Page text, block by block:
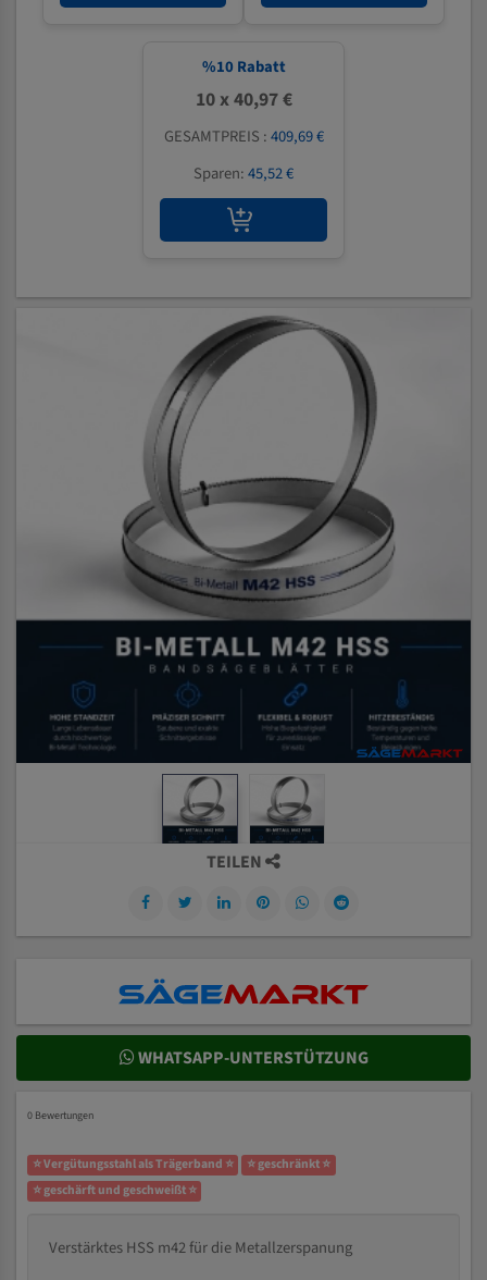
%10 Rabatt
10 x 40,97 €
GESAMTPREIS :409,69 €
Sparen:45,52 €
TEILEN
WHATSAPP-UNTERSTÜTZUNG
0 Bewertungen
⭐ Vergütungsstahl als Trägerband ⭐
⭐ geschränkt ⭐
⭐ geschärft und geschweißt ⭐
Verstärktes HSS m42 für die Metallzerspanung